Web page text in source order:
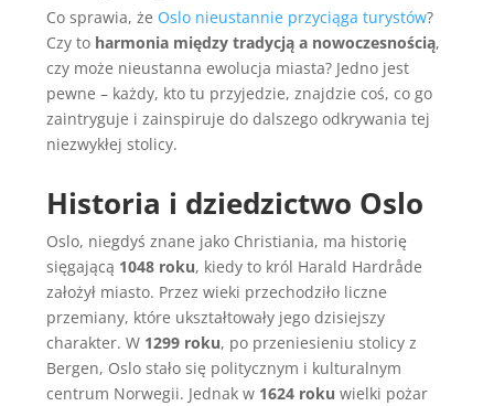
Co sprawia, że Oslo nieustannie przyciąga turystów?
Czy to harmonia między tradycją a nowoczesnością,
czy może nieustanna ewolucja miasta? Jedno jest
pewne – każdy, kto tu przyjedzie, znajdzie coś, co go
zaintryguje i zainspiruje do dalszego odkrywania tej
niezwykłej stolicy.
Historia i dziedzictwo Oslo
Oslo, niegdyś znane jako Christiania, ma historię
sięgającą 1048 roku, kiedy to król Harald Hardråde
założył miasto. Przez wieki przechodziło liczne
przemiany, które ukształtowały jego dzisiejszy
charakter. W 1299 roku, po przeniesieniu stolicy z
Bergen, Oslo stało się politycznym i kulturalnym
centrum Norwegii. Jednak w 1624 roku wielki pożar